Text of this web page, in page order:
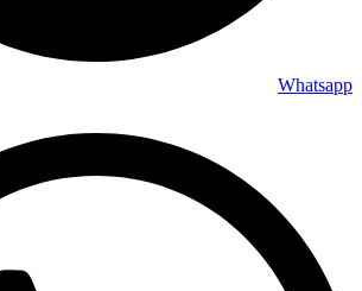
Whatsapp